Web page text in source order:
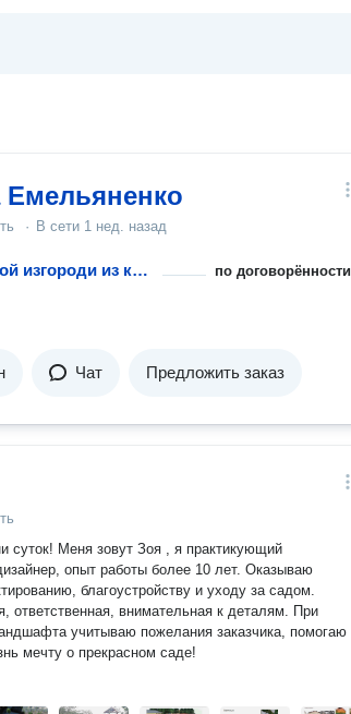
Емельяненко
· В сети 1 нед. назад
Посадка живой изгороди из кустарника по договорённости
Чат Предложить заказ
суток! Меня зовут Зоя , я практикующий
10 лет. Оказываю
благоустройству и уходу за садом.
ответственная, внимательная к деталям. При
учитываю пожелания заказчика, помогаю
мечту о прекрасном саде!